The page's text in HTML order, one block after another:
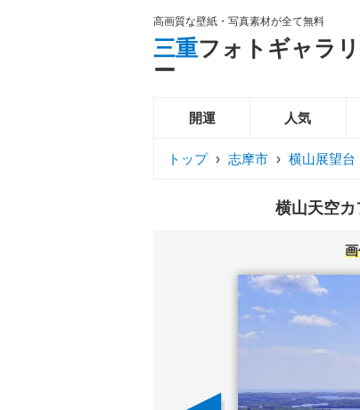
高画質な壁紙・写真素材が全て無料
三重フォトギャラリ
ー
開運 人気
トップ › 志摩市 › 横山展望台
横山天空